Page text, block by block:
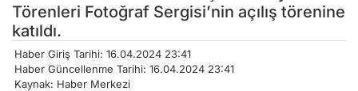
Törenleri Fotoğraf Sergisi’nin açılış törenine
katıldı.
Haber Giriş Tarihi: 16.04.2024 23:41
Haber Güncellenme Tarihi: 16.04.2024 23:41
Kaynak: Haber Merkezi